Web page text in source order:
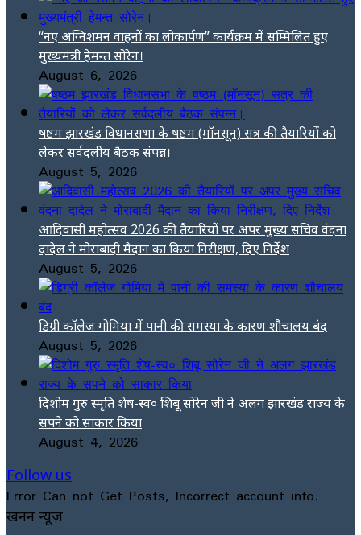
“नए अग्निशमन वाहनों का लोकार्पण” कार्यक्रम में सम्मिलित हुए
मुख्यमंत्री हेमन्त सोरेन।
August 6, 2026
षष्ठम झारखंड विधानसभा के षष्ठम (मॉनसून) सत्र की तैयारियों को
लेकर सर्वदलीय बैठक संपन्न।
August 5, 2026
आदिवासी महोत्सव 2026 की तैयारियों पर अपर मुख्य सचिव वंदना
दादेल ने मोराबादी मैदान का किया निरीक्षण, दिए निर्देश
August 5, 2026
डिग्री कॉलेज गोमिया में पानी की समस्या के कारण शौचालय बंद
August 5, 2026
दिशोम गुरु स्मृति शेष-स्व० शिबू सोरेन जी ने अलग झारखंड राज्य के
सपने को साकार किया
August 4, 2026
Follow us
Error Can not Get Posts, Incorrect account info.
खनन न्यूज़